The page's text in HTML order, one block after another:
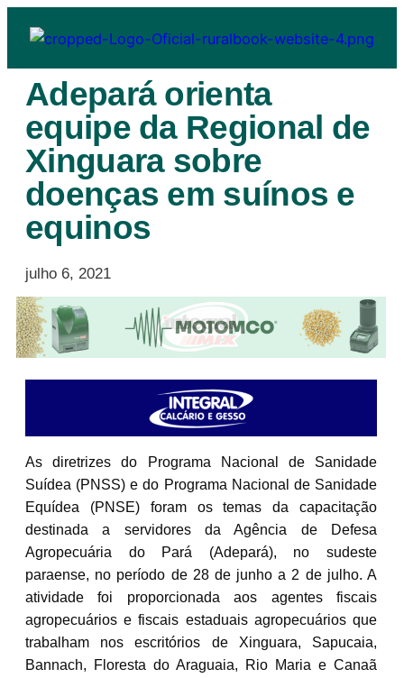
Adepará orienta
equipe da Regional de
Xinguara sobre
doenças em suínos e
equinos
julho 6, 2021
As diretrizes do Programa Nacional de Sanidade
Suídea (PNSS) e do Programa Nacional de Sanidade
Equídea (PNSE) foram os temas da capacitação
destinada a servidores da Agência de Defesa
Agropecuária do Pará (Adepará), no sudeste
paraense, no período de 28 de junho a 2 de julho. A
atividade foi proporcionada aos agentes fiscais
agropecuários e fiscais estaduais agropecuários que
trabalham nos escritórios de Xinguara, Sapucaia,
Bannach, Floresta do Araguaia, Rio Maria e Canaã